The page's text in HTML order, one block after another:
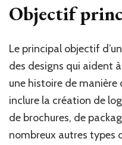
Objectif
Le principal objectif
des designs qui aident
une histoire de
inclure la création de
de brochures, de
nombreux autres types